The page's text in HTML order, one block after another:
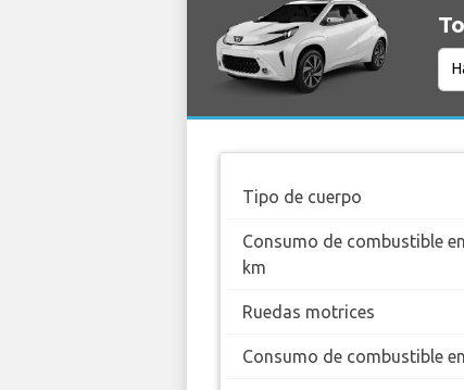
Tipo de cuerpo
Consumo de combustible
km
Ruedas motrices
Consumo de combustible